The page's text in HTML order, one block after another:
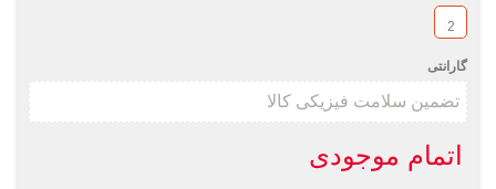
2
گارانتی
اتمام موجودی